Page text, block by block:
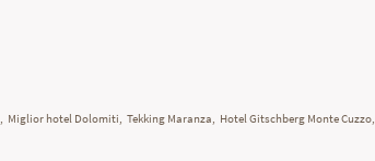
, Miglior hotel Dolomiti, Tekking Maranza, Hotel Gitschberg Monte Cuzzo,